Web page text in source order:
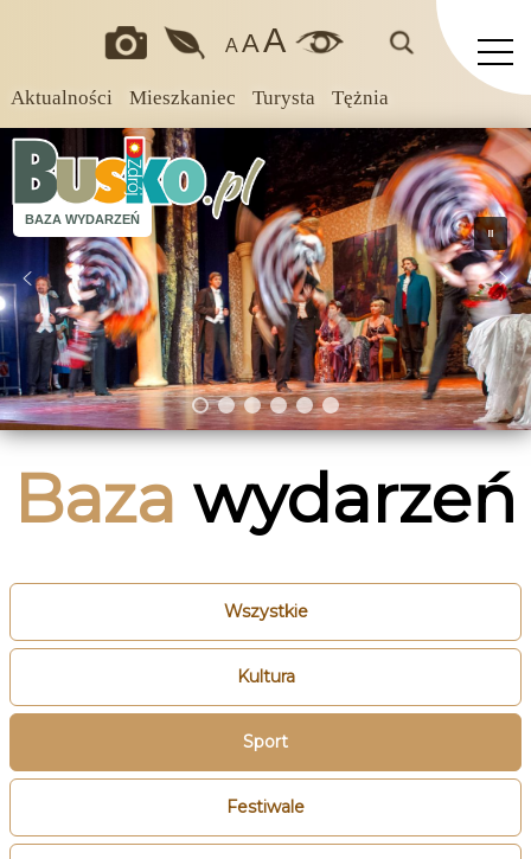
Aktualności Mieszkaniec Turysta Tężnia
A AA
BAZA WYDARZEŃ
Baza wydarzeń
Wszystkie
Kultura
Sport
Festiwale